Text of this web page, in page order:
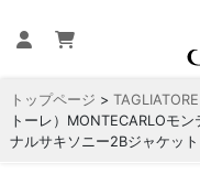
トップページ >
トーレ）MONTECARLOモ
ナルサキソニー2Bジャケッ